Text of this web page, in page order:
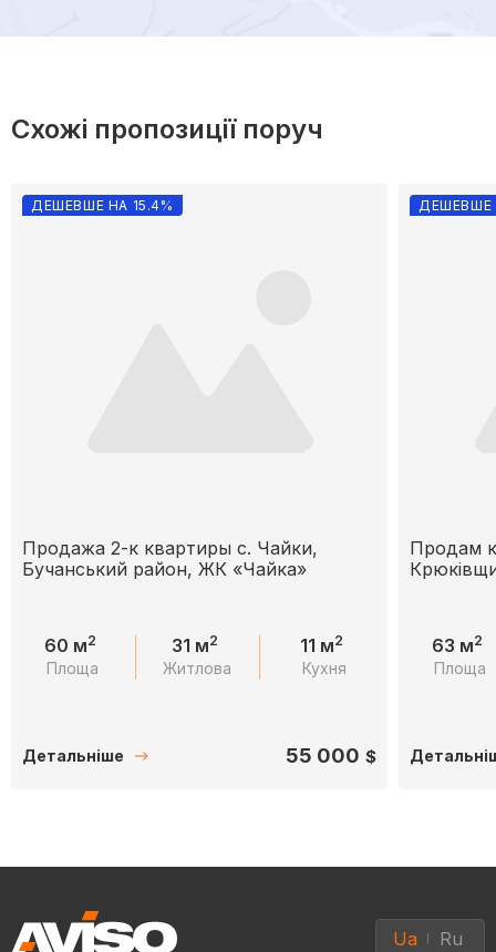
Схожі пропозиції поруч
ДЕШЕВШЕ НА 15.4%
Продажа 2-к квартиры с. Чайки,
Бучанський район, ЖК «Чайка»
60 м2
Площа
31 м2
Житлова
11 м2
Кухня
Детальніше 55 000 $
ДЕШЕВШЕ
Продам
63 м2
Площа
Ua Ru